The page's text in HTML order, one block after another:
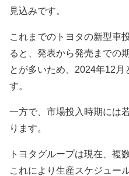
見込みです。
これまでのトヨタの新型車
ると、発表から発売までの
とが多いため、2024年12
す。
一方で、市場投入時期には
ります。
トヨタグループは現在、複
これにより生産スケジュー